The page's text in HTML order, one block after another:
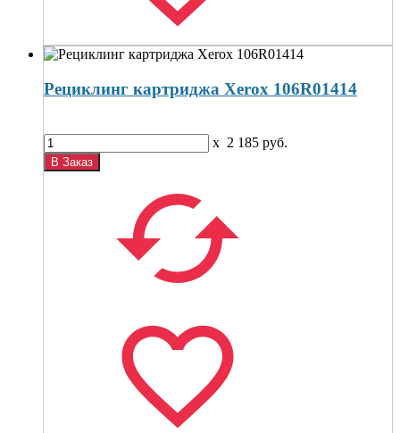
Рециклинг картриджа Xerox 106R01414
x 2 185 руб.